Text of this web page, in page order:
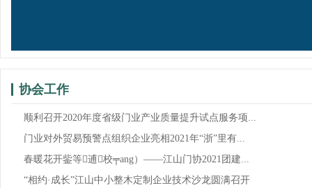
协会工作
顺利召开2020年度省级门业产业质量提升试点服务项...
门业对外贸易预警点组织企业亮相2021年“浙”里有...
春暖花开鈭等逋校╤ang）——江山门协2021团建...
“相约·成长”江山中小整木定制企业技术沙龙圆满召开